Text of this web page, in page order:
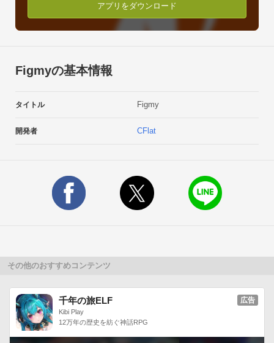
アプリをダウンロード
Figmyの基本情報
タイトル Figmy
開発者 CFlat
その他のおすすめコンテンツ
千年の旅ELF
Kibi Play
12万年の歴史を紡ぐ神話RPG
広告